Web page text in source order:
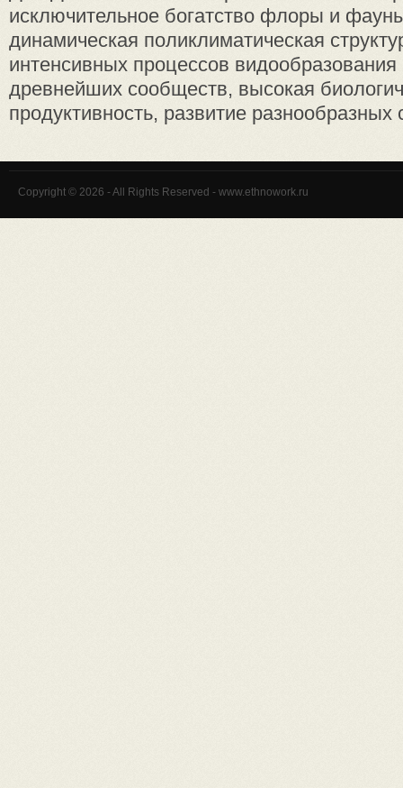
исключительное богатство флоры и
динамическая поликлиматическая
интенсивных процессов видообразования
древнейших сообществ, высокая
продуктивность, развитие
Copyright © 2026 - All Rights Reserved - www.ethnowork.ru